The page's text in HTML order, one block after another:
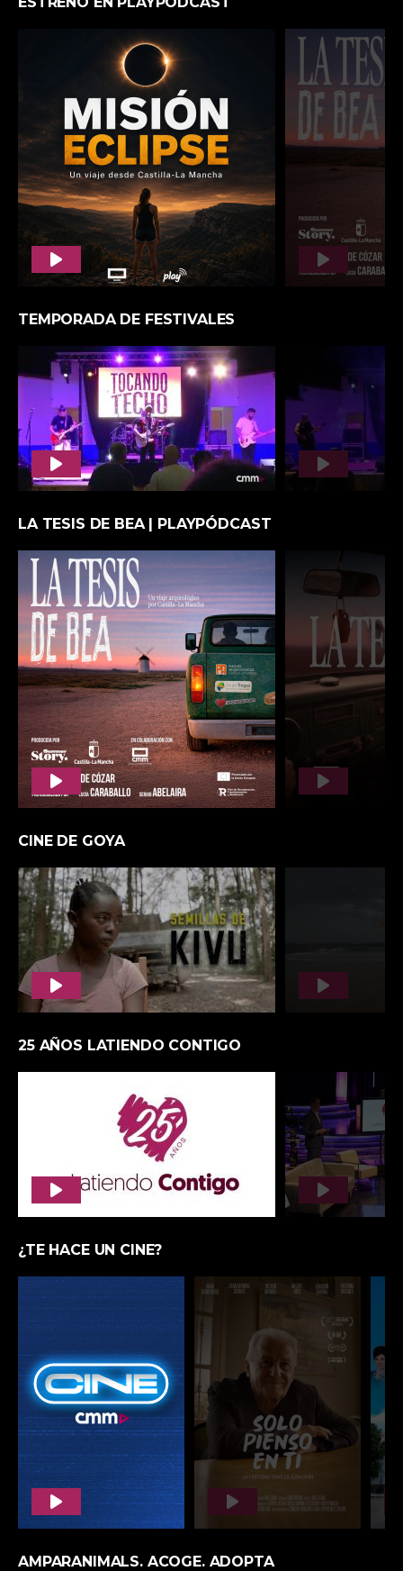
25 AÑOS LATIENDO CONTIGO
¿TE HACE UN CINE?
AMPARANIMALS. ACOGE. ADOPTA
ECOPLAYER
TUS PROGRAMAS FAVORITOS
ENTREVISTAS EN PLAY